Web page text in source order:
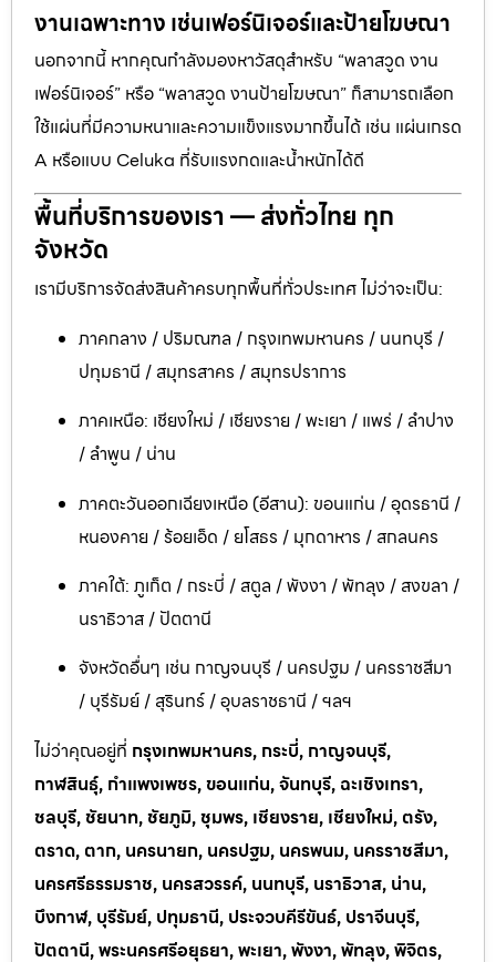
งานเฉพาะทาง เช่นเฟอร์นิเจอร์และป้ายโฆษณา
นอกจากนี้ หากคุณกำลังมองหาวัสดุสำหรับ “พลาสวูด งาน
เฟอร์นิเจอร์” หรือ “พลาสวูด งานป้ายโฆษณา” ก็สามารถเลือก
ใช้แผ่นที่มีความหนาและความแข็งแรงมากขึ้นได้ เช่น แผ่นเกรด
A หรือแบบ Celuka ที่รับแรงกดและน้ำหนักได้ดี
พื้นที่บริการของเรา — ส่งทั่วไทย ทุก
จังหวัด
เรามีบริการจัดส่งสินค้าครบทุกพื้นที่ทั่วประเทศ ไม่ว่าจะเป็น:
ภาคกลาง / ปริมณฑล / กรุงเทพมหานคร / นนทบุรี /
ปทุมธานี / สมุทรสาคร / สมุทรปราการ
ภาคเหนือ: เชียงใหม่ / เชียงราย / พะเยา / แพร่ / ลำปาง
/ ลำพูน / น่าน
ภาคตะวันออกเฉียงเหนือ (อีสาน): ขอนแก่น / อุดรธานี /
หนองคาย / ร้อยเอ็ด / ยโสธร / มุกดาหาร / สกลนคร
ภาคใต้: ภูเก็ต / กระบี่ / สตูล / พังงา / พัทลุง / สงขลา /
นราธิวาส / ปัตตานี
จังหวัดอื่นๆ เช่น กาญจนบุรี / นครปฐม / นครราชสีมา
/ บุรีรัมย์ / สุรินทร์ / อุบลราชธานี / ฯลฯ
ไม่ว่าคุณอยู่ที่ กรุงเทพมหานคร, กระบี่, กาญจนบุรี,
กาฬสินธุ์, กำแพงเพชร, ขอนแก่น, จันทบุรี, ฉะเชิงเทรา,
ชลบุรี, ชัยนาท, ชัยภูมิ, ชุมพร, เชียงราย, เชียงใหม่, ตรัง,
ตราด, ตาก, นครนายก, นครปฐม, นครพนม, นครราชสีมา,
นครศรีธรรมราช, นครสวรรค์, นนทบุรี, นราธิวาส, น่าน,
บึงกาฬ, บุรีรัมย์, ปทุมธานี, ประจวบคีรีขันธ์, ปราจีนบุรี,
ปัตตานี, พระนครศรีอยุธยา, พะเยา, พังงา, พัทลุง, พิจิตร,